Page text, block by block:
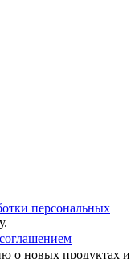
персональных
о новых продуктах и